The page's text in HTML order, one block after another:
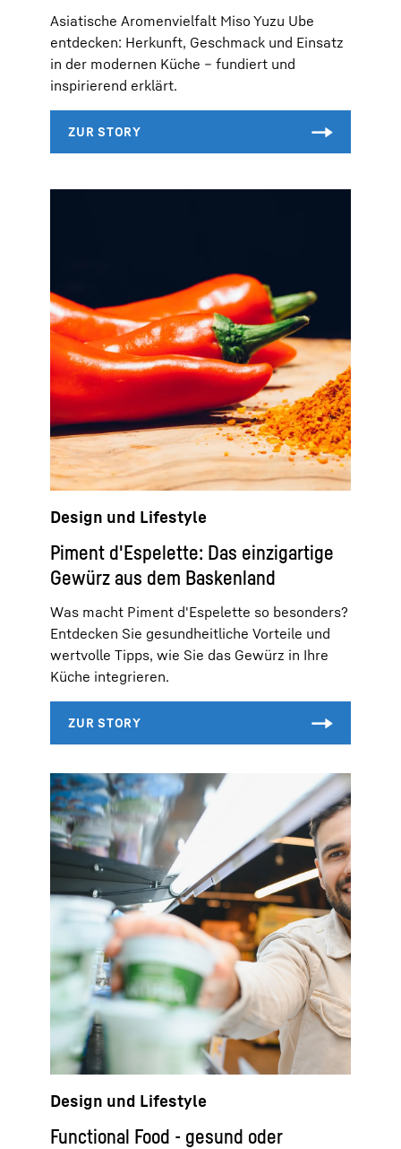
Asiatische Aromenvielfalt Miso Yuzu Ube
entdecken: Herkunft, Geschmack und Einsatz
in der modernen Küche – fundiert und
inspirierend erklärt.
Design und Lifestyle
Piment d'Espelette: Das einzigartige
Gewürz aus dem Baskenland
Was macht Piment d'Espelette so besonders?
Entdecken Sie gesundheitliche Vorteile und
wertvolle Tipps, wie Sie das Gewürz in Ihre
Küche integrieren.
Design und Lifestyle
Functional Food - gesund oder